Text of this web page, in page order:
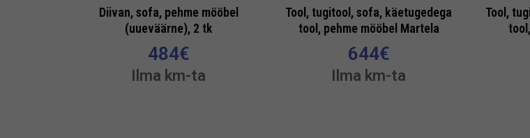
Diivan, sofa, pehme mööbel
(uueväärne), 2 tk
484€
Ilma km-ta
Tool, tugitool, sofa, käetugedega
tool, pehme mööbel Martela
644€
Ilma km-ta
Tool,